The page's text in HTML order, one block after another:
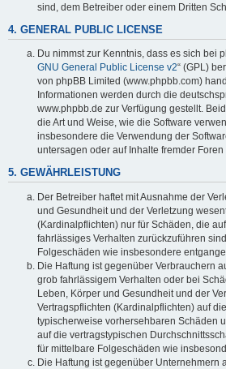
sind, dem Betreiber oder einem Dritten
4. GENERAL PUBLIC LICENSE
Du nimmst zur Kenntnis, dass es sich bei
GNU General Public License v2“ (GPL)
von phpBB Limited (www.phpbb.com)
Informationen werden durch die
www.phpbb.de zur Verfügung gestellt.
die Art und Weise, wie die Software
insbesondere die Verwendung der
untersagen oder auf Inhalte fremder
5. GEWÄHRLEISTUNG
Der Betreiber haftet mit Ausnahme der
und Gesundheit und der Verletzung
(Kardinalpflichten) nur für Schäden, die
fahrlässiges Verhalten zurückzuführen
Folgeschäden wie insbesondere
Die Haftung ist gegenüber Verbrauchern
grob fahrlässigem Verhalten oder bei
Leben, Körper und Gesundheit und der
Vertragspflichten (Kardinalpflichten) auf
typischerweise vorhersehbaren Schäden
auf die vertragstypischen
für mittelbare Folgeschäden wie
Die Haftung ist gegenüber Unternehmern